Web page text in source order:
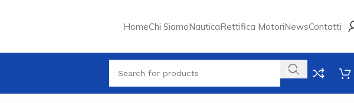
HomeChi SiamoNauticaRettifica MotoriNewsContatti